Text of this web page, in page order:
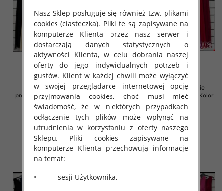
Sukienki damskie (Włoskie
produkt) Roz Standard, Mix Kolor
Paczka 5 szt
54.00 zł
szczegóły
Sukienki damskie (Włoskie
produkt) Roz Standard, Mix Kolor
Paczka 5 szt
54.00 zł
szczegóły
Nasz Sklep posługuje się również tzw. plikami
cookies (ciasteczka). Pliki te są zapisywane na
komputerze Klienta przez nasz serwer i
dostarczają danych statystycznych o
aktywności Klienta, w celu dobrania naszej
oferty do jego indywidualnych potrzeb i
gustów. Klient w każdej chwili może wyłączyć
w swojej przeglądarce internetowej opcję
przyjmowania cookies, choć musi mieć
świadomość, że w niektórych przypadkach
odłączenie tych plików może wpłynąć na
utrudnienia w korzystaniu z oferty naszego
Sklepu. Pliki cookies zapisywane na
komputerze Klienta przechowują informacje
na temat:
• sesji Użytkownika,